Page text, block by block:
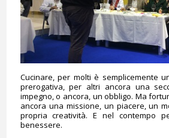
Cucinare, per molti è semplicemente
prerogativa, per altri ancora una
impegno, o ancora, un obbligo. Ma
ancora una missione, un piacere, un
propria creatività. E nel contempo
benessere.